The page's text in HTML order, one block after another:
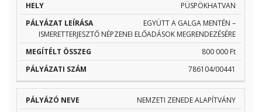
PÜSPÖKHATVAN
EGYÜTT A GALGA MENTÉN –
ISMERETTERJESZTŐ NÉPZENEI ELŐADÁSOK MEGRENDEZÉSÉRE
800 000 Ft
786104/00441
NEMZETI ZENEDE ALAPÍTVÁNY